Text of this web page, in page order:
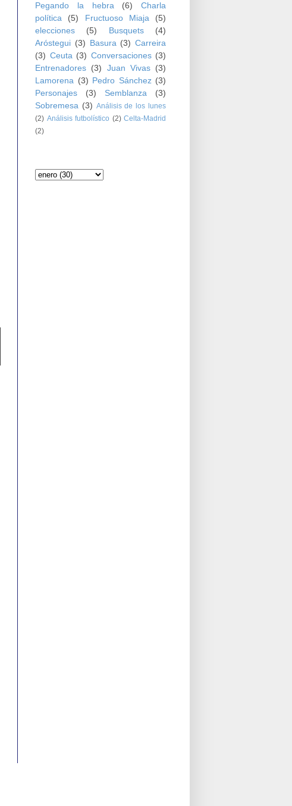
Pegando la hebra
(6)
Charla
política
(5) Fructuoso Miaja
(5)
elecciones
(5) Busquets
(4)
Aróstegui (3) Basura (3) Carreira
(3) Ceuta (3) Conversaciones (3)
Entrenadores (3) Juan Vivas
(3)
Lamorena (3) Pedro Sánchez (3)
Personajes
(3) Semblanza
(3)
Sobremesa (3) Análisis de los lunes
(2) Análisis futbolístico (2) Celta-Madrid
(2)